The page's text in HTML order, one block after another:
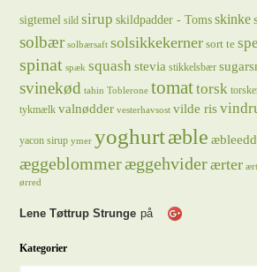
sigtemel sild sirup skildpadder - Toms skinke
solbær solbærsaft solsikkekerner sort te
spinat spæk squash stevia stikkelsbær
svinekød tahin Toblerone tomattorsk
tykmælk valnødder vesterhavsost vilde ris
yacon sirup ymer yoghurtæble
æggeblommeræggehviderærter
ørred
Lene Tøttrup Strunge på
Kategorier